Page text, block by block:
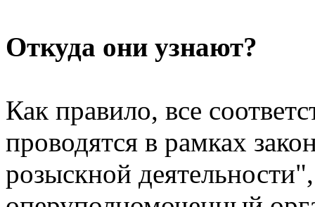
Откуда они узнают?
Как правило, все
проводятся в рамках
розыскной